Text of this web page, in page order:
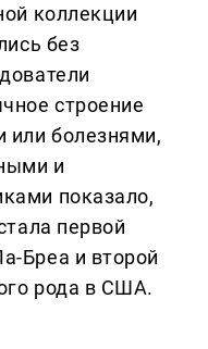
коллекции
без
строение
или болезнями,
и
показало,
первой
Бреа и второй
рода в США.